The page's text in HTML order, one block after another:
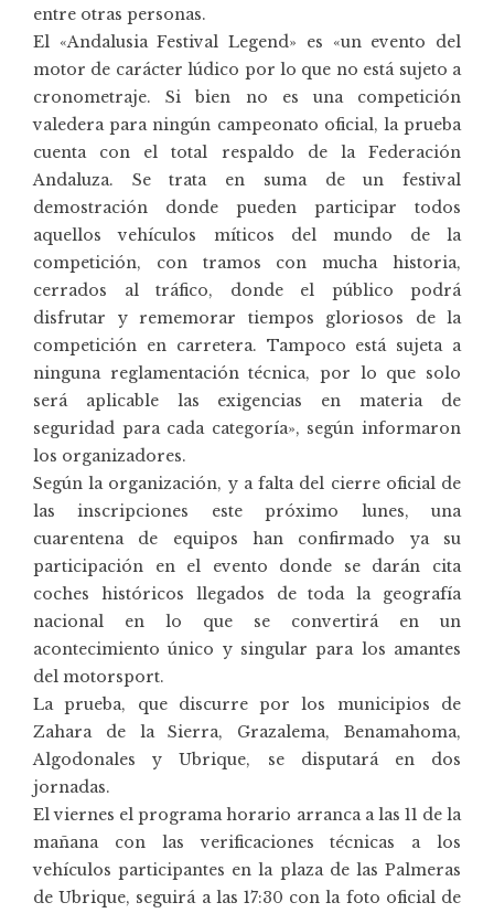
entre otras personas.
El «Andalusia Festival Legend» es «un evento del
motor de carácter lúdico por lo que no está sujeto a
cronometraje. Si bien no es una competición
valedera para ningún campeonato oficial, la prueba
cuenta con el total respaldo de la Federación
Andaluza. Se trata en suma de un festival
demostración donde pueden participar todos
aquellos vehículos míticos del mundo de la
competición, con tramos con mucha historia,
cerrados al tráfico, donde el público podrá
disfrutar y rememorar tiempos gloriosos de la
competición en carretera. Tampoco está sujeta a
ninguna reglamentación técnica, por lo que solo
será aplicable las exigencias en materia de
seguridad para cada categoría», según informaron
los organizadores.
Según la organización, y a falta del cierre oficial de
las inscripciones este próximo lunes, una
cuarentena de equipos han confirmado ya su
participación en el evento donde se darán cita
coches históricos llegados de toda la geografía
nacional en lo que se convertirá en un
acontecimiento único y singular para los amantes
del motorsport.
La prueba, que discurre por los municipios de
Zahara de la Sierra, Grazalema, Benamahoma,
Algodonales y Ubrique, se disputará en dos
jornadas.
El viernes el programa horario arranca a las 11 de la
mañana con las verificaciones técnicas a los
vehículos participantes en la plaza de las Palmeras
de Ubrique, seguirá a las 17:30 con la foto oficial de